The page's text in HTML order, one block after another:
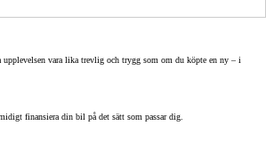
upplevelsen vara lika trevlig och trygg som om du köpte en ny – i
finansiera din bil på det sätt som passar dig.